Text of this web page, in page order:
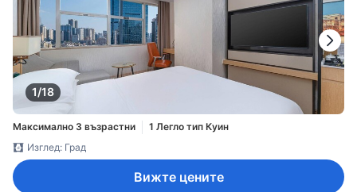
1/18
Максимално 3 възрастни
1 Легло тип Куин
Изглед: Град
Вижте цените